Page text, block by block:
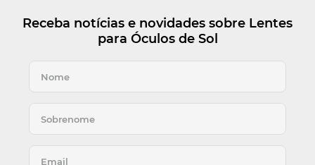
Receba notícias e novidades sobre Lentes
para Óculos de Sol